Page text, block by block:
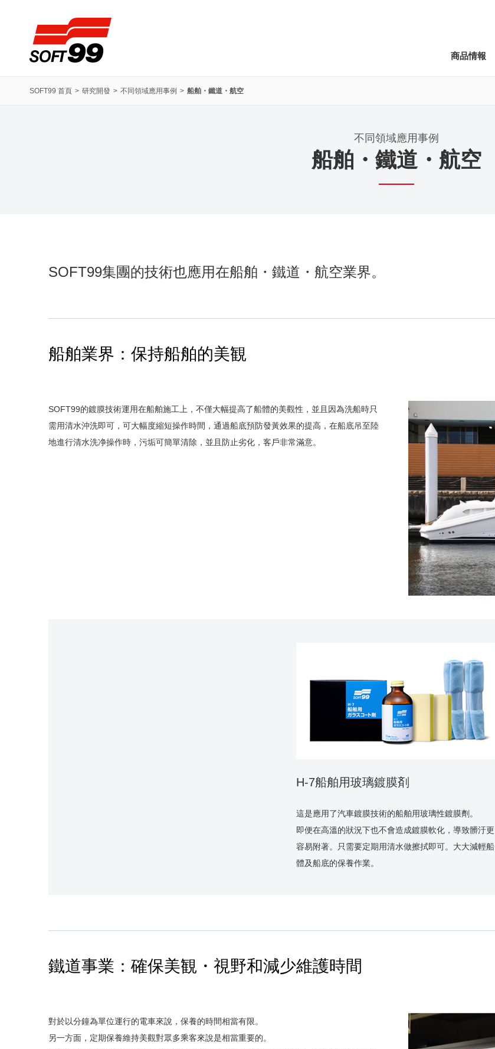
商品情報
SOFT99 首頁 研究開發 不同領域應用事例 船舶・鐵道・航空
不同領域應用事例
船舶・鐵道・航空
SOFT99集團的技術也應用在船舶・鐵道・航空業界。
船舶業界：保持船舶的美観
SOFT99的鍍膜技術運用在船舶施工上，不僅大幅提高了船體的美觀性，並且因為洗船時只
需用清水沖洗即可，可大幅度縮短操作時間，通過船底預防發黃效果的提高，在船底吊至陸
地進行清水洗净操作時，污垢可簡單清除，並且防止劣化，客戶非常滿意。
H-7船舶用玻璃鍍膜剤
這是應用了汽車鍍膜技術的船舶用玻璃性鍍膜劑。
即便在高溫的狀況下也不會造成鍍膜軟化，導致髒汙更
容易附著。只需要定期用清水做擦拭即可。大大減輕船
體及船底的保養作業。
鐵道事業：確保美観・視野和減少維護時間
對於以分鐘為單位運行的電車來說，保養的時間相當有限。
另一方面，定期保養維持美觀對眾多乘客來說是相當重要的。